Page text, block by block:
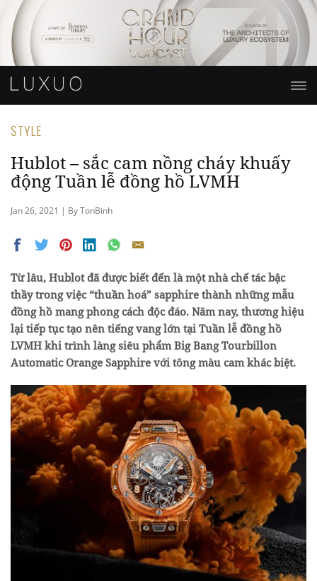
STYLE
Hublot – sắc cam nồng cháy khuấy
động Tuần lễ đồng hồ LVMH
Jan 26, 2021 | By TonBinh
Từ lâu, Hublot đã được biết đến là một nhà chế tác bậc
thầy trong việc “thuần hoá” sapphire thành những mẫu
đồng hồ mang phong cách độc đáo. Năm nay, thương hiệu
lại tiếp tục tạo nên tiếng vang lớn tại Tuần lễ đồng hồ
LVMH khi trình làng siêu phẩm Big Bang Tourbillon
Automatic Orange Sapphire với tông màu cam khác biệt.